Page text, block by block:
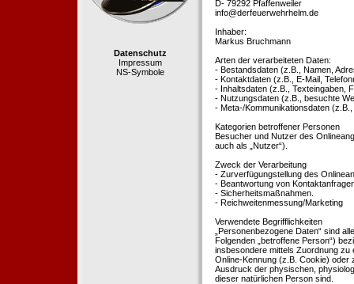
Datenschutz
Impressum
NS-Symbole
D- 79292 Pfaffenweiler
info@derfeuerwehrhelm.de
Inhaber:
Markus Bruchmann
Arten der verarbeiteten Daten:
- Bestandsdaten (z.B., Namen,
- Kontaktdaten (z.B., E-Mail,
- Inhaltsdaten (z.B., Texteingaben,
- Nutzungsdaten (z.B., besuchte
- Meta-/Kommunikationsdaten
Kategorien betroffener Personen
Besucher und Nutzer des
auch als „Nutzer“).
Zweck der Verarbeitung
- Zurverfügungstellung des
- Beantwortung von
- Sicherheitsmaßnahmen.
- Reichweitenmessung/Marketing
Verwendete Begrifflichkeiten
„Personenbezogene Daten“ sind
Folgenden „betroffene Person“)
insbesondere mittels Zuordnung zu
Online-Kennung (z.B. Cookie) oder
Ausdruck der physischen,
dieser natürlichen Person sind.